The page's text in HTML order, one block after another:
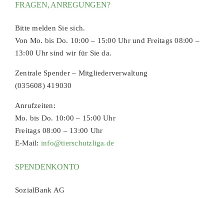
FRAGEN, ANREGUNGEN?
Bitte melden Sie sich.
Von Mo. bis Do. 10:00 – 15:00 Uhr und Freitags 08:00 –
13:00 Uhr sind wir für Sie da.
Zentrale Spender – Mitgliederverwaltung
(035608) 419030
Anrufzeiten:
Mo. bis Do. 10:00 – 15:00 Uhr
Freitags 08:00 – 13:00 Uhr
E-Mail: info@tierschutzliga.de
SPENDENKONTO
SozialBank AG